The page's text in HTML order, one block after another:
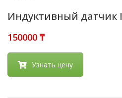
Индуктивный датчик
₸
Узнать цену